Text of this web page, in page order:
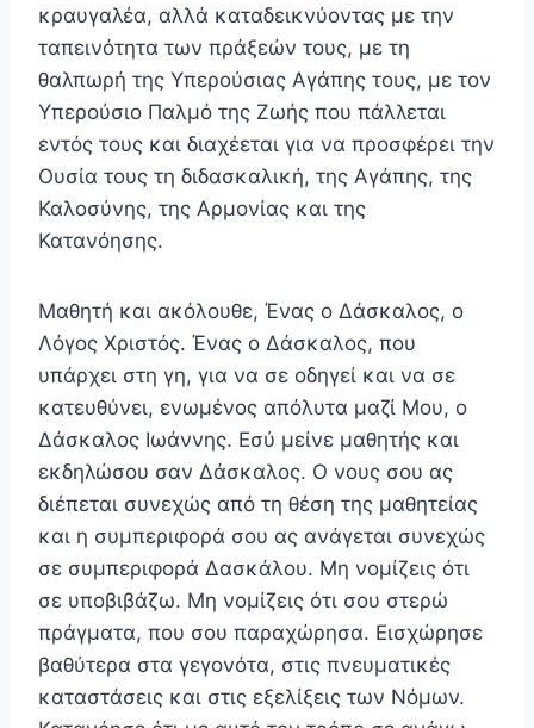
κραυγα­λέα, αλλά καταδεικνύοντας με την
ταπεινότητα των πράξεών τους, με τη
θαλπωρή της Υπερούσιας Αγάπης τους, με τον
Υπερούσιο Παλμό της Ζωής που πάλλεται
εντός τους και διαχέεται για να προσφέρει την
Ουσία τους τη διδασκαλική, της Αγάπης, της
Καλοσύνης, της Αρμονίας και της
Κατανόησης.
Μαθητή και ακόλουθε, Ένας ο Δάσκαλος, ο
Λόγος Χριστός. Ένας ο Δάσκαλος, που
υπάρχει στη γη, για να σε οδηγεί και να σε
κατευθύνει, ενωμένος απόλυτα μαζί Μου, ο
Δάσκαλος Ιωάννης. Εσύ μείνε μαθητής και
εκδη­λώσου σαν Δάσκαλος. Ο νους σου ας
διέπεται συνεχώς από τη θέση της μαθητείας
και η συμπεριφορά σου ας ανάγεται συνεχώς
σε συμπεριφορά Δασκάλου. Μη νομί­ζεις ότι
σε υποβιβάζω. Μη νομίζεις ότι σου στερώ
πράγματα, που σου παραχώρησα. Εισχώρησε
βαθύτερα στα γεγονότα, στις πνευματικές
καταστάσεις και στις εξελίξεις των Νόμων.